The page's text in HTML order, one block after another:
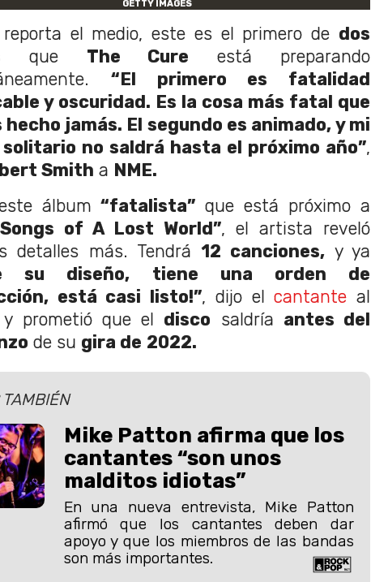
GETTY IMAGES
reporta el medio, este es el primero de dos
que The Cure está preparando
“El primero es fatalidad
y oscuridad. Es la cosa más fatal que
hecho jamás. El segundo es animado, y mi
solitario no saldrá hasta el próximo año”,
Smith a NME.
álbum “fatalista” que está próximo a
of A Lost World”, el artista reveló
detalles más. Tendrá12 canciones, y ya
su diseño, tiene una orden de
está casi listo!”, dijo elcantante al
y prometió que el disco saldría antes del
de su gira de 2022.
TAMBIÉN
Mike Patton afirma que los
cantantes “son unos
malditos idiotas”
En una nueva entrevista, Mike Patton
afirmó que los cantantes deben dar
apoyo y que los miembros de las bandas
son más importantes.